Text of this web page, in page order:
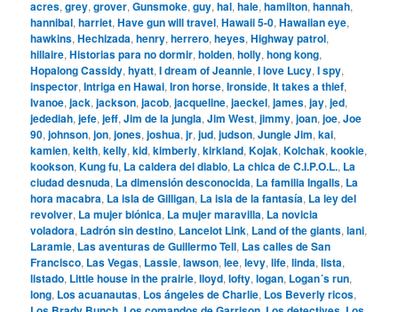
acres,grey,grover,Gunsmoke,guy,hal,hale,hamilton,hannah,
hannibal,harriet,Have gun will travel,Hawaii 5-0,Hawaiian eye,
hawkins,Hechizada,henry,herrero,heyes,Highway patrol,
hillaire,Historias para no dormir,holden,holly,hong kong,
Hopalong Cassidy,hyatt,I dream of Jeannie,I love Lucy,I spy,
inspector,Intriga en Hawai,Iron horse,Ironside,It takes a thief,
Ivanoe,jack,jackson,jacob,jacqueline,jaeckel,james,jay,jed,
jedediah,jefe,jeff,Jim de la jungla,Jim West,jimmy,joan,joe,Joe
90,johnson,jon,jones,joshua,jr,jud,judson,Jungle Jim,kai,
kamien,keith,kelly,kid,kimberly,kirkland,Kojak,Kolchak,kookie,
kookson,Kung fu, La caldera del diablo, La chica de C.I.P.O.L., La
ciudad desnuda, La dimensión desconocida, La familia Ingalls, La
hora macabra, La isla de Gilligan, La isla de la fantasía, La ley del
revolver, La mujer biónica, La mujer maravilla, La novicia
voladora, Ladrón sin destino, Lancelot Link, Land of the giants,lani,
Laramie, Las aventuras de Guillermo Tell, Las calles de San
Francisco, Las Vegas, Lassie,lawson,lee,levy,life,linda,lista,
listado, Little house in the prairie,lloyd,lofty,logan, Logan´s run,
long, Los acuanautas, Los ángeles de Charlie, Los Beverly ricos,